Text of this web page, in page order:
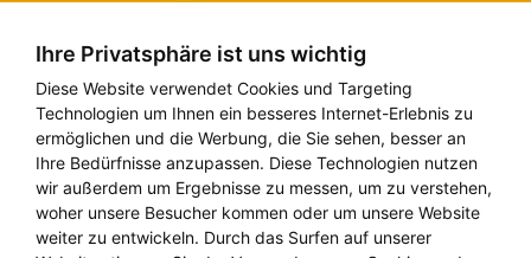
Ihre Privatsphäre ist uns wichtig
Diese Website verwendet Cookies und Targeting
Technologien um Ihnen ein besseres Internet-Erlebnis zu
ermöglichen und die Werbung, die Sie sehen, besser an
Ihre Bedürfnisse anzupassen. Diese Technologien nutzen
wir außerdem um Ergebnisse zu messen, um zu verstehen,
woher unsere Besucher kommen oder um unsere Website
weiter zu entwickeln. Durch das Surfen auf unserer
Die Verwaltungs-Software für alle Künstler- und
Bookingagenturen
Alle Informationen